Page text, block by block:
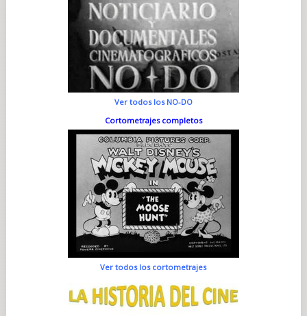
Ver todos los NO-DO
Cortometrajes completos
Ver todos los cortometrajes